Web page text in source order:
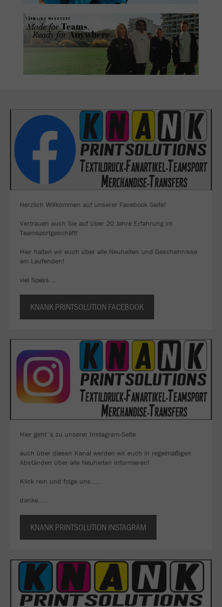
Herzlich Willkommen auf unserer Facebook Seite!
Vertrauen auch Sie auf über 20 Jahre Erfahrung im
Teamsportgeschäft!
Hier halten wir euch über alle Neuheiten und Geschehnisse
am Laufenden!
viel Spass....
KNANK PRINTSOLUTION FACEBOOK
Hier geht´s zu unserer Instagram-Seite
auch über diesen Kanal werden wir euch in regelmäßigen
Abständen über alle Neuheiten informieren!
Klick rein und folge uns.....
danke.....
KNANK PRINTSOLUTION INSTAGRAM